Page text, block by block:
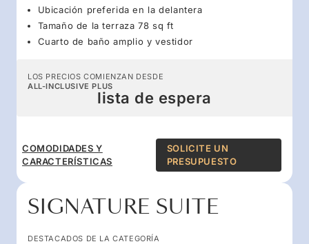
Ubicación preferida en la delantera
Tamaño de la terraza 78 sq ft
Cuarto de baño amplio y vestidor
LOS PRECIOS COMIENZAN DESDE
ALL-INCLUSIVE PLUS
lista de espera
COMODIDADES Y
CARACTERÍSTICAS
SOLICITE UN
PRESUPUESTO
SIGNATURE SUITE
DESTACADOS DE LA CATEGORÍA